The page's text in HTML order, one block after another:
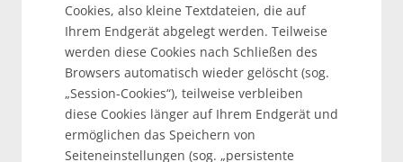
Cookies, also kleine Textdateien, die auf
Ihrem Endgerät abgelegt werden. Teilweise
werden diese Cookies nach Schließen des
Browsers automatisch wieder gelöscht (sog.
„Session-Cookies“), teilweise verbleiben
diese Cookies länger auf Ihrem Endgerät und
ermöglichen das Speichern von
Seiteneinstellungen (sog. „persistente